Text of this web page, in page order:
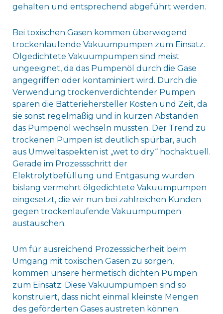
gehalten und entsprechend abgeführt werden.
Bei toxischen Gasen kommen überwiegend
trockenlaufende Vakuumpumpen zum Einsatz.
Ölgedichtete Vakuumpumpen sind meist
ungeeignet, da das Pumpenöl durch die Gase
angegriffen oder kontaminiert wird. Durch die
Verwendung trockenverdichtender Pumpen
sparen die Batteriehersteller Kosten und Zeit, da
sie sonst regelmäßig und in kurzen Abständen
das Pumpenöl wechseln müssten. Der Trend zu
trockenen Pumpen ist deutlich spürbar, auch
aus Umweltaspekten ist „wet to dry“ hochaktuell.
Gerade im Prozessschritt der
Elektrolytbefüllung und Entgasung wurden
bislang vermehrt ölgedichtete Vakuumpumpen
eingesetzt, die wir nun bei zahlreichen Kunden
gegen trockenlaufende Vakuumpumpen
austauschen.
Um für ausreichend Prozesssicherheit beim
Umgang mit toxischen Gasen zu sorgen,
kommen unsere hermetisch dichten Pumpen
zum Einsatz: Diese Vakuumpumpen sind so
konstruiert, dass nicht einmal kleinste Mengen
des geförderten Gases austreten können.